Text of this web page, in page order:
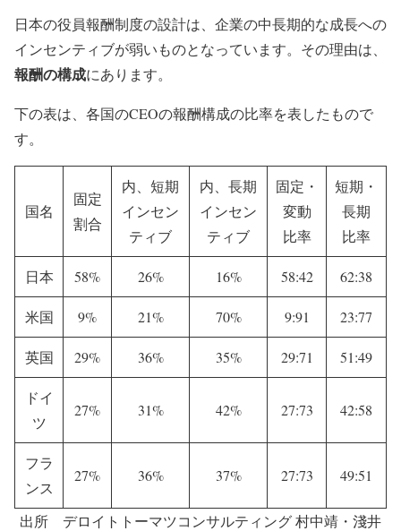
日本の役員報酬制度の設計は、企業の中長期的な成長への
インセンティブが弱いものとなっています。その理由は、
報酬の構成にあります。
下の表は、各国のCEOの報酬構成の比率を表したもので
す。
国名
固定
割合
内、短期
インセン
ティブ
内、長期
インセン
ティブ
固定・
変動
比率
短期・
長期
比率
日本 58% 26% 16% 58:42 62:38
米国 9% 21% 70% 9:91 23:77
英国 29% 36% 35% 29:71 51:49
ドイ
ツ
27% 31% 42% 27:73 42:58
フラ
ンス
27% 36% 37% 27:73 49:51
出所 デロイトトーマツコンサルティング 村中靖・淺井